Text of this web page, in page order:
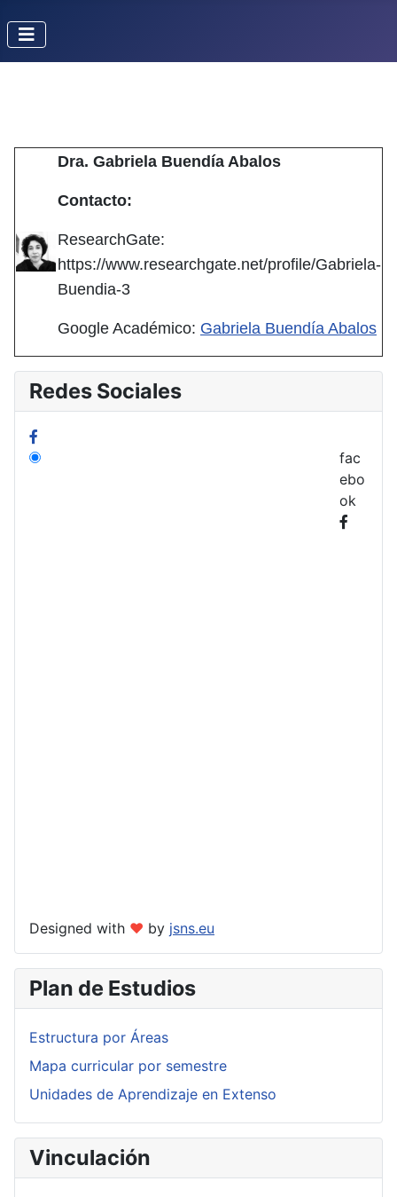
Dra. Gabriela Buendía Abalos
Contacto:
ResearchGate:
https://www.researchgate.net/profile/Gabriela-
Buendia-3
Google Académico: Gabriela Buendía Abalos
Redes Sociales
fac
ebo
ok
Designed with ❤ by jsns.eu
Plan de Estudios
Estructura por Áreas
Mapa curricular por semestre
Unidades de Aprendizaje en Extenso
Vinculación